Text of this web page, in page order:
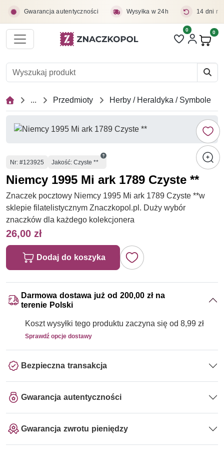
Gwarancja autentyczności Wysyłka w 24h 14 dni
Liczba pozycji
0 0
... Przedmioty Herby / Heraldyka / Symbole
Numer
Nr: #123925 Jakość: Czyste **
Niemcy 1995 Mi ark 1789 Czyste **
Znaczek pocztowy Niemcy 1995 Mi ark 1789 Czyste **w
sklepie filatelistycznym Znaczkopol.pl. Duży wybór
znaczków dla każdego kolekcjonera
26,00 zł
Dodaj do koszyka
Darmowa dostawa już od 200,00 zł na
terenie Polski
Koszt wysyłki tego produktu zaczyna się od 8,99 zł
Sprawdź opcje dostawy
Bezpieczna transakcja
Gwarancja autentyczności
Gwarancja zwrotu pieniędzy